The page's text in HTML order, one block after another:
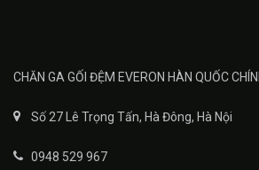
CHĂN GA GỐI ĐỆM EVERON HÀN QUỐC
Số 27 Lê Trọng Tấn, Hà Đông, Hà Nội
0948 529 967